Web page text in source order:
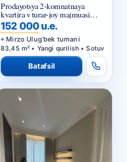
Prodayotsya 2-komnatnaya
kvartira v turar-joy majmuasi
«OQ Saroy Deluxe»
152 000 u.e.
Mirzo Ulug‘bek tumani
83,45 m² • Yangi qurilish • Sotuv
Batafsil